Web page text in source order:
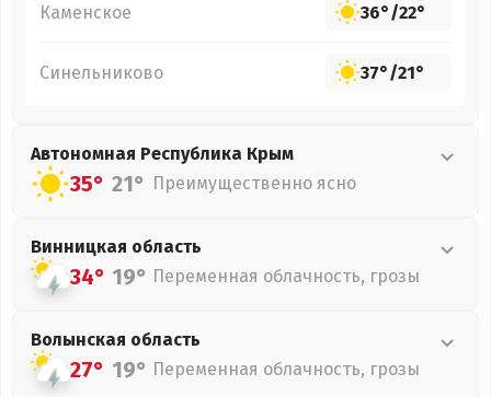
Каменское 36°/22°
Синельниково 37°/21°
Автономная Республика Крым
35° 21° Преимущественно ясно
Винницкая область
34° 19° Переменная облачность, грозы
Волынская область
27° 19° Переменная облачность, грозы